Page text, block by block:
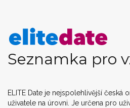
Seznamka pro
ELITE Date je nejspolehlivější česká
uživatele na úrovni. Je určena pro